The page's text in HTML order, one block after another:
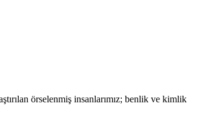
örselenmiş insanlarımız; benlik ve kimlik